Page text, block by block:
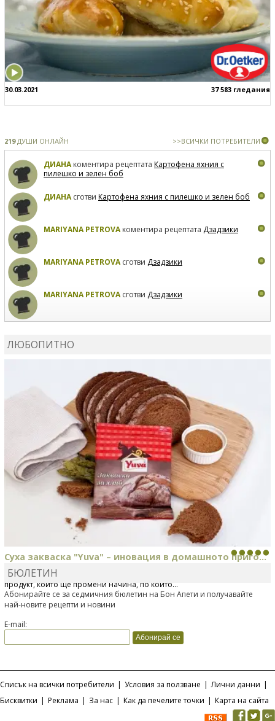
30.03.2021 37 583 гледания
219ДУШИ ОНЛАЙН >>ВСИЧКИ ПОТРЕБИТЕЛИ
ДИАНАкоментира рецептата Картофена яхния с
пилешко и зелен боб
ДИАНАсготви Картофена яхния с пилешко и зелен боб
MARIYANA PETROVAкоментира рецептата Дзадзики
MARIYANA PETROVAсготви Дзадзики
MARIYANA PETROVAсготви Дзадзики
ЛЮБОПИТНО
Суха закваска "Yuva" – иновация в домашното приго...
Отскоро Лесафр България стартира предлагането на изцяло нов
продукт, който ще промени начина, по който...
БЮЛЕТИН
Абонирайте се за седмичния бюлетин на Бон Апети и получавайте
най-новите рецепти и новини
E-mail:
Списък на всички потребители | Условия за ползване | Лични данни |
Бисквитки | Реклама | За нас | Как да печелите точки | Карта на сайта